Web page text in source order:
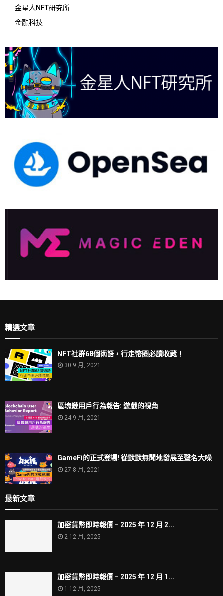
金星人NFT研究所
金融科技
精選文章
NFT社群68個術語，行走幣圈必讀收藏！
30 9 月, 2021
區塊鏈用戶行為報告: 遊戲的視角
24 9 月, 2021
GameFi的正式登場! 從默默無聞地發展至聲名大噪
27 8 月, 2021
最新文章
加密貨幣即時報價 – 2025 年 12 月 2...
2 12 月, 2025
加密貨幣即時報價 – 2025 年 12 月 1...
1 12 月, 2025